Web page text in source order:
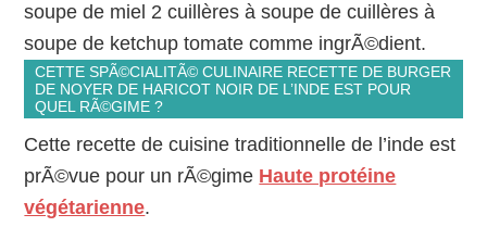
soupe de miel 2 cuillères à soupe de cuillères à
soupe de ketchup tomate comme ingrÃ©dient.
CETTE SPÃ©CIALITÃ© CULINAIRE RECETTE DE BURGER
DE NOYER DE HARICOT NOIR DE L’INDE EST POUR
QUEL RÃ©GIME ?
Cette recette de cuisine traditionnelle de l’inde est
prÃ©vue pour un rÃ©gime Haute protéine
végétarienne.